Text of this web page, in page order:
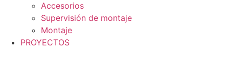
Accesorios
Supervisión de montaje
Montaje
PROYECTOS